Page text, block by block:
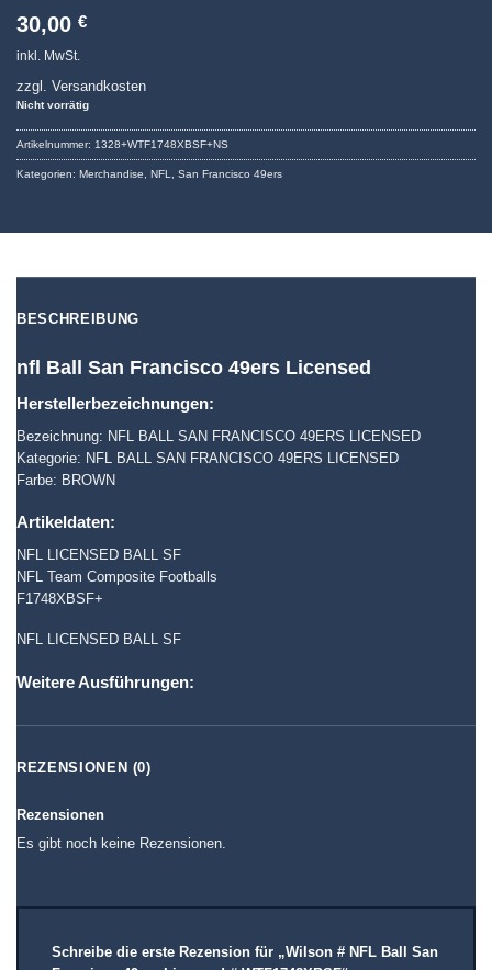
30,00 €
inkl. MwSt.
zzgl. Versandkosten
Nicht vorrätig
Artikelnummer: 1328+WTF1748XBSF+NS
Kategorien: Merchandise NFL San Francisco 49ers
BESCHREIBUNG
nfl Ball San Francisco 49ers Licensed
Herstellerbezeichnungen:
Bezeichnung: NFL BALL SAN FRANCISCO 49ERS LICENSED
Kategorie: NFL BALL SAN FRANCISCO 49ERS LICENSED
Farbe: BROWN
Artikeldaten:
NFL LICENSED BALL SF
NFL Team Composite Footballs
F1748XBSF+
NFL LICENSED BALL SF
Weitere Ausführungen:
REZENSIONEN (0)
Rezensionen
Es gibt noch keine Rezensionen.
Schreibe die erste Rezension für „Wilson # NFL Ball San